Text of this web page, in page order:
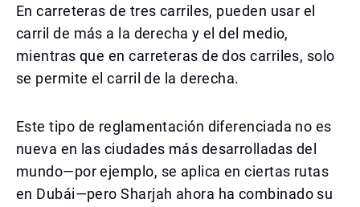
En carreteras de tres carriles, pueden usar el
carril de más a la derecha y el del medio,
mientras que en carreteras de dos carriles, solo
se permite el carril de la derecha.
Este tipo de reglamentación diferenciada no es
nueva en las ciudades más desarrolladas del
mundo—por ejemplo, se aplica en ciertas rutas
en Dubái—pero Sharjah ahora ha combinado su